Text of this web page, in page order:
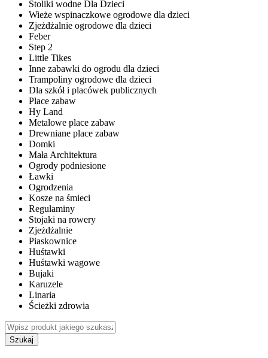
Stoliki wodne Dla Dzieci
Wieże wspinaczkowe ogrodowe dla dzieci
Zjeżdżalnie ogrodowe dla dzieci
Feber
Step 2
Little Tikes
Inne zabawki do ogrodu dla dzieci
Trampoliny ogrodowe dla dzieci
Dla szkół i placówek publicznych
Place zabaw
Hy Land
Metalowe place zabaw
Drewniane place zabaw
Domki
Mała Architektura
Ogrody podniesione
Ławki
Ogrodzenia
Kosze na śmieci
Regulaminy
Stojaki na rowery
Zjeżdżalnie
Piaskownice
Huśtawki
Huśtawki wagowe
Bujaki
Karuzele
Linaria
Ścieżki zdrowia
Szukaj